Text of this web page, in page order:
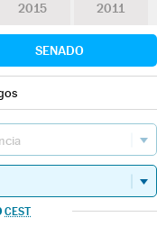
2015 2011
SENADO
CEST